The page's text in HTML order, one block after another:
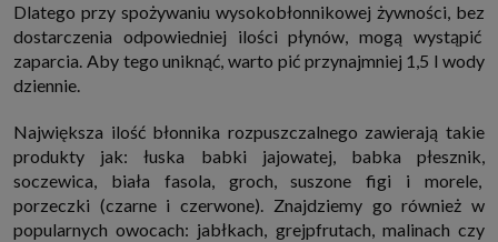
Dlatego przy spożywaniu wysokobłonnikowej żywności, bez
dostarczenia odpowiedniej ilości płynów, mogą wystąpić
zaparcia. Aby tego uniknąć, warto pić przynajmniej 1,5 l wody
dziennie.
Największa ilość błonnika rozpuszczalnego zawierają takie
produkty jak: łuska babki jajowatej, babka płesznik,
soczewica, biała fasola, groch, suszone figi i morele,
porzeczki (czarne i czerwone). Znajdziemy go również w
popularnych owocach: jabłkach, grejpfrutach, malinach czy